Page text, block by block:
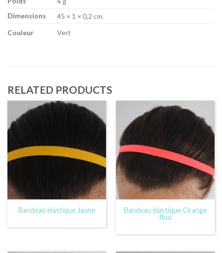
Dimensions
45 × 1 × 0,2 cm
Couleur
Vert
RELATED PRODUCTS
Bandeau élastique Jaune
Bandeau élastique Orange
fluo